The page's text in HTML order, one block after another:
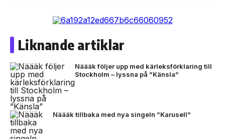
Liknande artiklar
Näääk följer upp med kärleksförklaring till
Stockholm – lyssna på ”Känsla”
Näääk tillbaka med nya singeln ”Karusell”